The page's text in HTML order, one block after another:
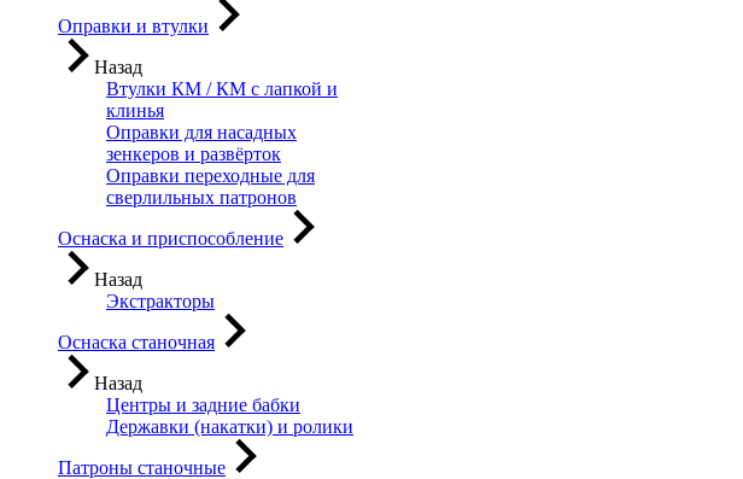
Оправки и втулки
Назад
Втулки КМ / КМ с лапкой и
клинья
Оправки для насадных
зенкеров и развёрток
Оправки переходные для
сверлильных патронов
Оснаска и приспособление
Назад
Экстракторы
Оснаска станочная
Назад
Центры и задние бабки
Державки (накатки) и ролики
Патроны станочные